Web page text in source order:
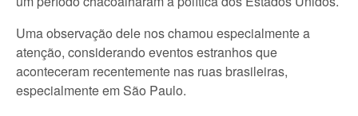
Uma observação dele nos chamou especialmente a
atenção, considerando eventos estranhos que
aconteceram recentemente nas ruas brasileiras,
especialmente em São Paulo.